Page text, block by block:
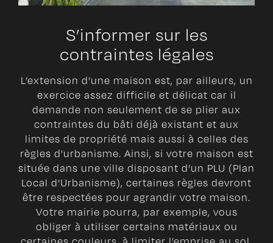
S’informer sur les
contraintes légales
L’extension d’une maison est, par ailleurs, un
exercice assez difficile et délicat car il
demande non seulement de se plier aux
contraintes du bâti déjà existant et aux
limites de propriété mais aussi à celles des
règles d’urbanisme. Ainsi, si votre maison est
située dans une ville disposant d’un PLU (Plan
Local d’Urbanisme), certaines règles devront
être respectées pour agrandir votre maison.
Votre mairie pourra, par exemple, vous
obliger à utiliser certains matériaux ou